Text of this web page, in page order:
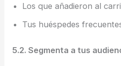
Los que añadieron al
Tus huéspedes
5.2. Segmenta a tus